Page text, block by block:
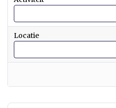
Locatie